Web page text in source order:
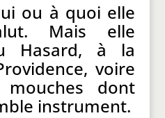
ou à quoi elle
Mais elle
Hasard, à la
voire
dont
instrument.